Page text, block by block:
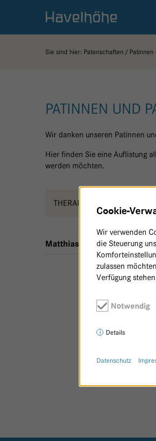
Logo
Sie sind hier: Patenschaften Patinnen
PATINNEN UND
Wir danken unseren Patinnen
Hier finden Sie eine Auflistung
werden möchten.
THERAPIEORTE - HAUS 24
Matthias Girke, 1 m²,
Cookie-
Wir verwenden
die Steuerung
zulassen
Verfügung
Notwendig
Details
Datenschutz